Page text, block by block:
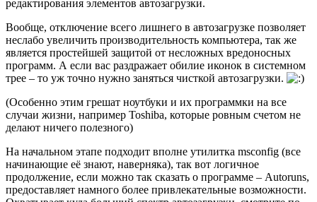
редактирования элементов автозагрузки.
Вообще, отключение всего лишнего в автозагрузке позволяет
неслабо увеличить производительность компьютера, так же
является простейшей защитой от несложных вредоносных
программ. А если вас раздражает обилие иконок в системном
трее – то уж точно нужно заняться чисткой автозагрузки.
(Особенно этим грешат ноутбуки и их программки на все
случаи жизни, например Toshiba, которые ровным счетом не
делают ничего полезного)
На начальном этапе подходит вполне утилитка msconfig (все
начинающие её знают, наверняка), так вот логичное
продолжение, если можно так сказать о программе – Autoruns,
предоставляет намного более привлекательные возможности.